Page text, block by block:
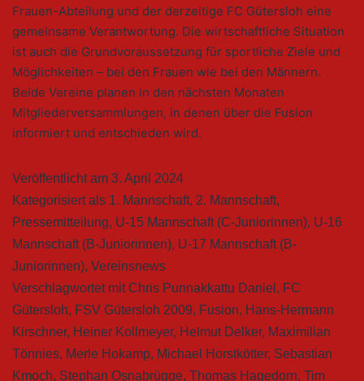
Frauen-Abteilung und der derzeitige FC Gütersloh eine
gemeinsame Verantwortung. Die wirtschaftliche Situation
ist auch die Grundvoraussetzung für sportliche Ziele und
Möglichkeiten – bei den Frauen wie bei den Männern.
Beide Vereine planen in den nächsten Monaten
Mitgliederversammlungen, in denen über die Fusion
informiert und entschieden wird.
Veröffentlicht am 3. April 2024
Kategorisiert als 1. Mannschaft, 2. Mannschaft,
Pressemitteilung, U-15 Mannschaft (C-Juniorinnen), U-16
Mannschaft (B-Juniorinnen), U-17 Mannschaft (B-
Juniorinnen), Vereinsnews
Verschlagwortet mit Chris Punnakkattu Daniel , FC
Gütersloh, FSV Gütersloh 2009, Fusion, Hans-Hermann
Kirschner, Heiner Kollmeyer, Helmut Delker, Maximilian
Tönnies, Merle Hokamp, Michael Horstkötter, Sebastian
Kmoch, Stephan Osnabrügge, Thomas Hagedorn, Tim